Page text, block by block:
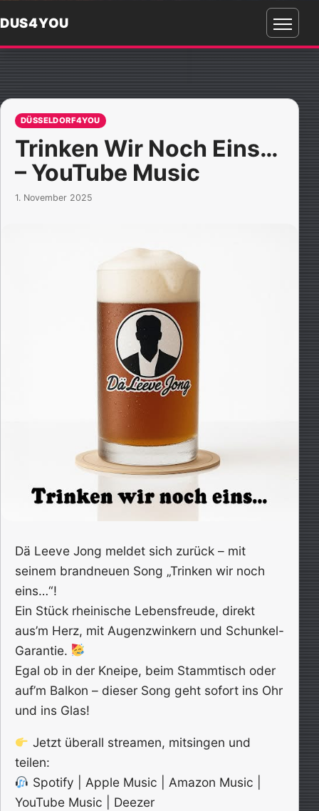
DUS4YOU
Menü
DÜSSELDORF4YOU
Trinken Wir Noch Eins…
– YouTube Music
1. November 2025
Dä Leeve Jong meldet sich zurück – mit
seinem brandneuen Song „Trinken wir noch
eins…“!
Ein Stück rheinische Lebensfreude, direkt
aus’m Herz, mit Augenzwinkern und Schunkel-
Garantie.
Egal ob in der Kneipe, beim Stammtisch oder
auf’m Balkon – dieser Song geht sofort ins Ohr
und ins Glas!
Jetzt überall streamen, mitsingen und
teilen:
Spotify | Apple Music | Amazon Music |
YouTube Music | Deezer